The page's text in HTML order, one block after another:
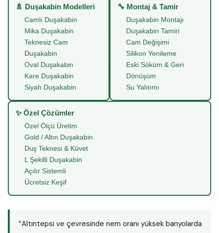
🚿 Duşakabin Modelleri
Camlı Duşakabin
Mika Duşakabin
Teknesiz Cam
Duşakabin
Oval Duşakabin
Kare Duşakabin
Siyah Duşakabin
🔧 Montaj & Tamir
Duşakabin Montajı
Duşakabin Tamiri
Cam Değişimi
Silikon Yenileme
Eski Söküm & Geri
Dönüşüm
Su Yalıtımı
✨ Özel Çözümler
Özel Ölçü Üretim
Gold / Altın Duşakabin
Duş Teknesi & Küvet
L Şekilli Duşakabin
Açılır Sistemli
Ücretsiz Keşif
“Altıntepsi ve çevresinde nem oranı yüksek banyolarda